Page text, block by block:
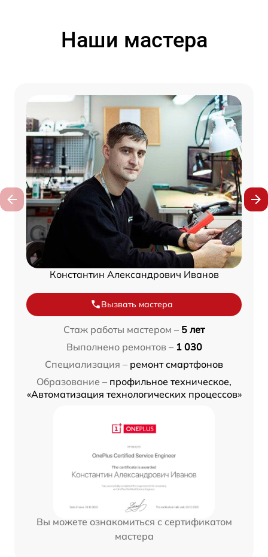
Наши мастера
Константин Александрович Иванов
Вызвать мастера
Стаж работы мастером – 5 лет
Выполнено ремонтов – 1 030
Специализация – ремонт смартфонов
Образование – профильное техническое,
«Автоматизация технологических процессов»
Вы можете ознакомиться с сертификатом
мастера